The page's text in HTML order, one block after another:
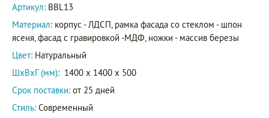
Артикул: BBL13
Материал: корпус - ЛДСП, рамка фасада со стеклом - шпон
ясеня, фасад с гравировкой -МДФ, ножки - массив березы
Цвет: Натуральный
ШxВxГ (мм): 1400 x 1400 x 500
Срок поставки: от 25 дней
Стиль: Современный